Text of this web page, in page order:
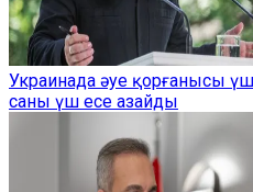
Украинада әуе қорғанысы
саны үш есе азайды